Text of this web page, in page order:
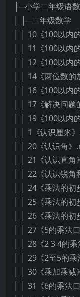
├─小学二年级语
│ ├─二年级数学
│ │ 10《100以内
│ │ 11《100以内
│ │ 12《100以内
│ │ 14《两位数
│ │ 16《100以
│ │ 17《解决问
│ │ 19《100以
│ │ 1《认识厘米
│ │ 20《认识角
│ │ 21《认识直
│ │ 22《认识锐
│ │ 24《乘法的
│ │ 25《乘法的
│ │ 26《乘法的
│ │ 27《5的乘法
│ │ 28《2 3 4的
│ │ 29《2至5的
│ │ 30《乘加乘
│ │ 31《6的乘法